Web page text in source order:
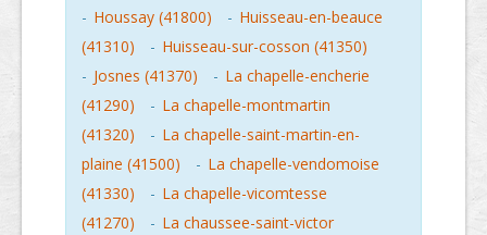
- Houssay (41800) - Huisseau-en-beauce
(41310)
- Huisseau-sur-cosson (41350)
- Josnes (41370) - La chapelle-encherie
(41290)
- La chapelle-montmartin
(41320)
- La chapelle-saint-martin-en-
plaine (41500)
- La chapelle-vendomoise
(41330)
- La chapelle-vicomtesse
(41270)
- La chaussee-saint-victor